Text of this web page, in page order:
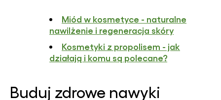
Miód w kosmetyce - naturalne
nawilżenie i regeneracja skóry
Kosmetyki z propolisem - jak
działają i komu są polecane?
Buduj zdrowe nawyki